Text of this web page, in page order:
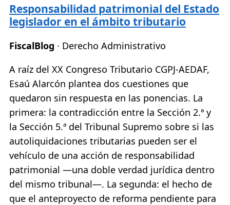
Responsabilidad patrimonial del Estado
legislador en el ámbito tributario
FiscalBlog · Derecho Administrativo
A raíz del XX Congreso Tributario CGPJ-AEDAF,
Esaú Alarcón plantea dos cuestiones que
quedaron sin respuesta en las ponencias. La
primera: la contradicción entre la Sección 2.ª y
la Sección 5.ª del Tribunal Supremo sobre si las
autoliquidaciones tributarias pueden ser el
vehículo de una acción de responsabilidad
patrimonial —una doble verdad jurídica dentro
del mismo tribunal—. La segunda: el hecho de
que el anteproyecto de reforma pendiente para